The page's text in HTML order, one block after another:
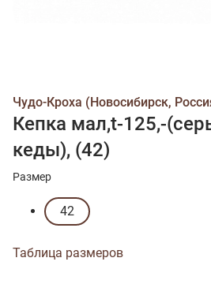
Чудо-Кроха (Новосибирск,
Кепка мал,t-125,-
кеды), (42)
Размер
42
Таблица размеров